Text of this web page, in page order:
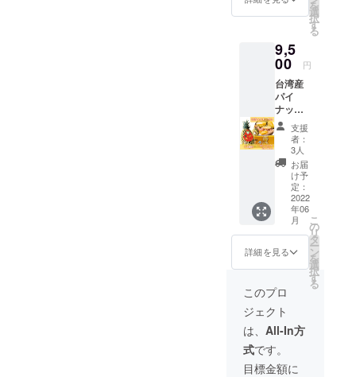
座いま
す、あ
めご了
承頂け
ます様
お願い
致しま
す。
を
選
択
す
る
9,5
00 円
台湾産
パイ
ナップ
ル 金鑽
パイン
約10kg
6~8玉入
り / 箱 ※
生鮮果
実のた
め、多
少の重
量誤差
など御
座いま
す、あ
らかじ
めご了
承頂け
ます様
お願い
致しま
す。
支援
者：
3人
お届
け予
定：
2022
年06
月
詳細を見る
こ
の
リ
タ
ー
ン
を
選
択
す
る
このプロ
ジェクト
は、 All-In方
式です。
目標金額に